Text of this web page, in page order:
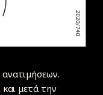
και μετά την